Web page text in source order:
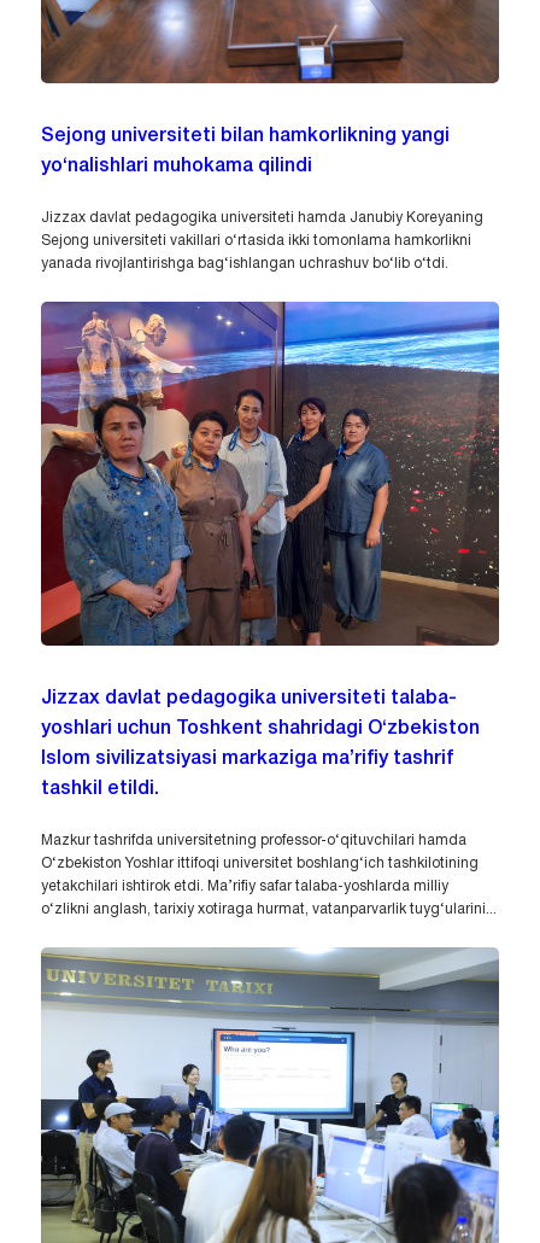
Sejong universiteti bilan hamkorlikning yangi
yo‘nalishlari muhokama qilindi
Jizzax davlat pedagogika universiteti hamda Janubiy Koreyaning
Sejong universiteti vakillari o‘rtasida ikki tomonlama hamkorlikni
yanada rivojlantirishga bag‘ishlangan uchrashuv bo‘lib o‘tdi.
Jizzax davlat pedagogika universiteti talaba-
yoshlari uchun Toshkent shahridagi O‘zbekiston
Islom sivilizatsiyasi markaziga ma’rifiy tashrif
tashkil etildi.
Mazkur tashrifda universitetning professor-o‘qituvchilari hamda
O‘zbekiston Yoshlar ittifoqi universitet boshlang‘ich tashkilotining
yetakchilari ishtirok etdi. Ma’rifiy safar talaba-yoshlarda milliy
o‘zlikni anglash, tarixiy xotiraga hurmat, vatanparvarlik tuyg‘ularini...